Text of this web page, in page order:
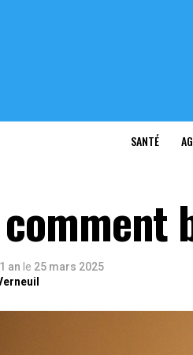
SANTÉ
1 an le 25 mars 2025